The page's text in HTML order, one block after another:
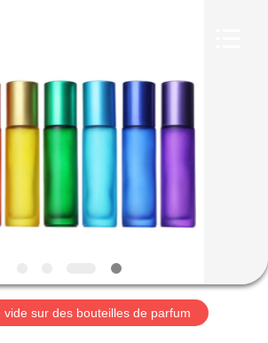
vide sur des bouteilles de parfum